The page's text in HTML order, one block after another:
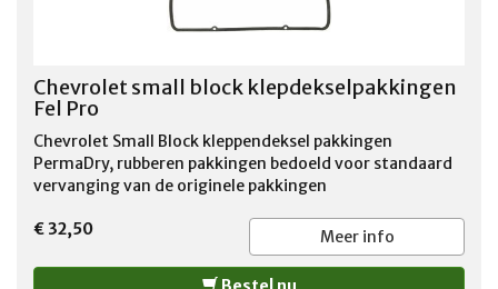
Chevrolet small block klepdekselpakkingen
Fel Pro
Chevrolet Small Block kleppendeksel pakkingen
PermaDry, rubberen pakkingen bedoeld voor standaard
vervanging van de originele pakkingen
€ 32,50 Meer info